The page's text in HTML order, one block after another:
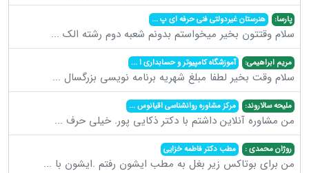
پارسا: هنرستان غیردولتی فنی حرفه ای پ...
سلام وقتتون بخیر میخواستم بدونم شعبه دوم رشته الک ...
مریم ابراهیمی: آموزشگاه کامپیوتر و حسابداری ا...
سلام وقت بخیر لطفا مبلغ شهریه برنامه نویسی بزرگسال ...
ملیحه سالاروند: مرکز مشاوره روانشناسی اقیانوس...
من مشاوره آنلاین داشتم با دکتر ذکایی پور. خیلی حرف ...
روژان محمدی : مطب دکتر فاطمه خزایی
من برای بوتاکس زیر بغل به مطب ایشون رفتم .ایشون با ...